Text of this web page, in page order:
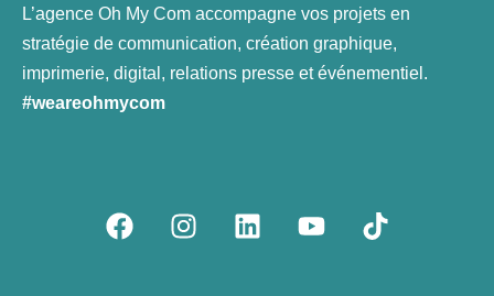
L’agence Oh My Com accompagne vos projets en
stratégie de communication, création graphique,
imprimerie, digital, relations presse et événementiel.
#weareohmycom
F
a
I
n
L
i
Y
o
T
i